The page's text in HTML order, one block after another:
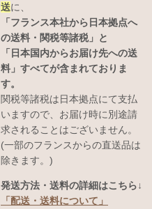
送に、
「フランス本社から日本拠点へ
の送料・関税等諸税」と
「日本国内からお届け先への送
料」すべてが含まれておりま
す。
関税等諸税は日本拠点にて支払
いますので、お届け時に別途請
求されることはございません。
(一部のフランスからの直送品は
除きます。)
発送方法・送料の詳細はこちら↓
「配送・送料について」